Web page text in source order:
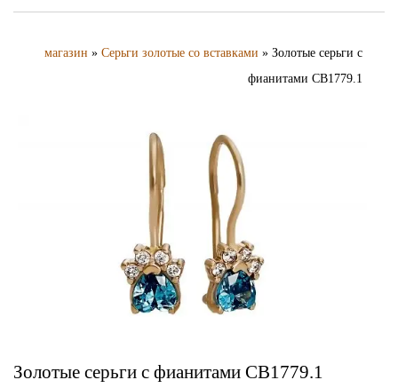
магазин » Серьги золотые со вставками » Золотые серьги с
фианитами СВ1779.1
Золотые серьги с фианитами СВ1779.1